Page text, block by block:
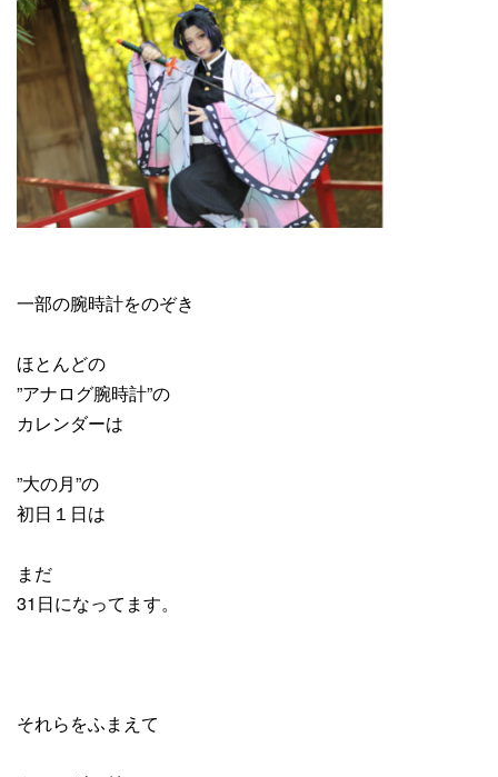
一部の腕時計をのぞき
ほとんどの
”アナログ腕時計”の
カレンダーは
”大の月”の
初日１日は
まだ
31日になってます。
それらをふまえて